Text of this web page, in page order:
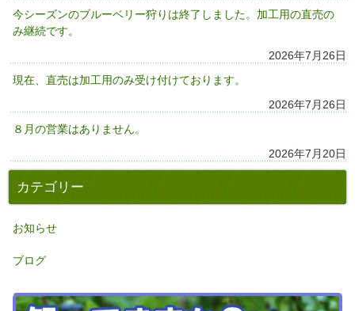
今シーズンのブルーベリー狩りは終了しました。加工用の直売の
み継続です。
2026年7月26日
現在、直売は加工用のみ受け付けております。
2026年7月26日
８月の営業はありません。
2026年7月20日
カテゴリー
お知らせ
ブログ